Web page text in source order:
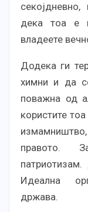
дека тоа е
владеете
Додека ги
химни и да
поважна од
користите
правото.
патриотизам.
Идеална
држава.